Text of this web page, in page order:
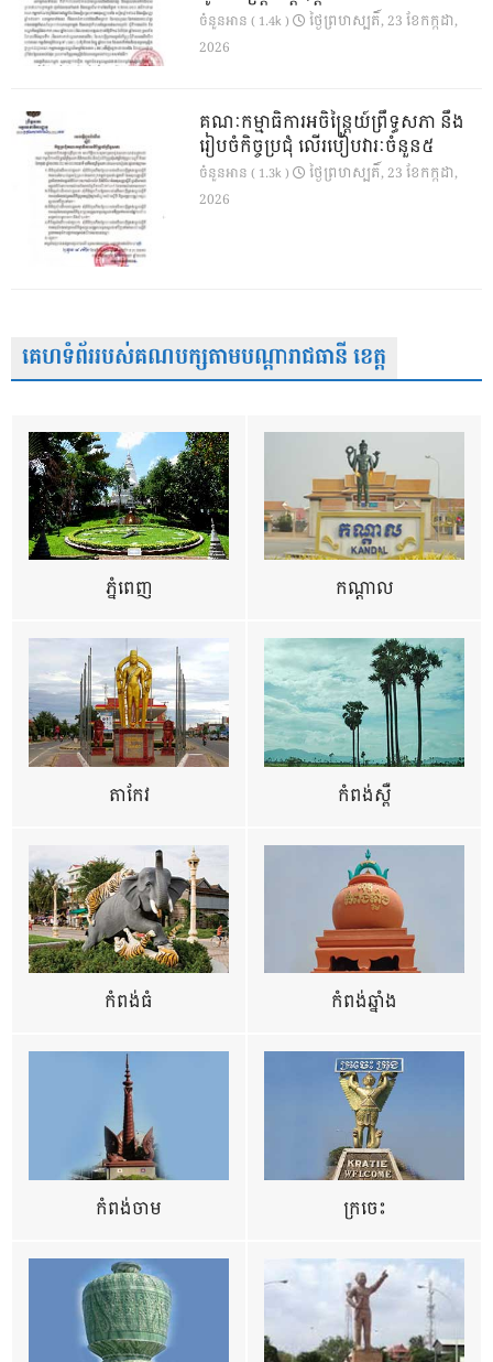
ចំនួនអាន ( 1.4k )
ថ្ងៃ​ព្រហស្បតិ៍, 23 ខែ​កក្កដា,
2026
គណៈកម្មាធិការអចិន្ត្រៃយ៍ព្រឹទ្ធសភា នឹង
រៀបចំកិច្ចប្រជុំ លើរបៀបវារៈចំនួន៥
ចំនួនអាន ( 1.3k )
ថ្ងៃ​ព្រហស្បតិ៍, 23 ខែ​កក្កដា,
2026
គេហទំព័ររបស់គណបក្សតាមបណ្តារាជធានី ខេត្ត
ភ្នំពេញ កណ្តាល
តាកែវ កំពង់ស្ពឺ
កំពង់ធំ កំពង់ឆ្នាំង
កំពង់ចាម ក្រចេះ